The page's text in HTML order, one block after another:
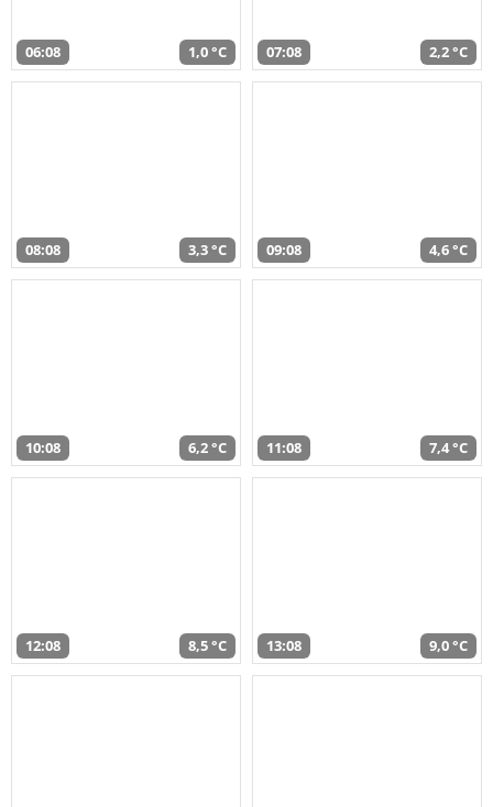
06:08 1,0 °C 07:08 2,2 °C
08:08 3,3 °C 09:08 4,6 °C
10:08 6,2 °C 11:08 7,4 °C
12:08 8,5 °C 13:08 9,0 °C